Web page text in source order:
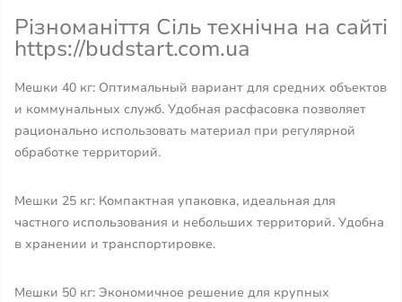
Різноманіття Сіль технічна на сайті
https://budstart.com.ua
Мешки 40 кг: Оптимальный вариант для средних объектов
и коммунальных служб. Удобная расфасовка позволяет
рационально использовать материал при регулярной
обработке территорий.
Мешки 25 кг: Компактная упаковка, идеальная для
частного использования и небольших территорий. Удобна
в хранении и транспортировке.
Мешки 50 кг: Экономичное решение для крупных